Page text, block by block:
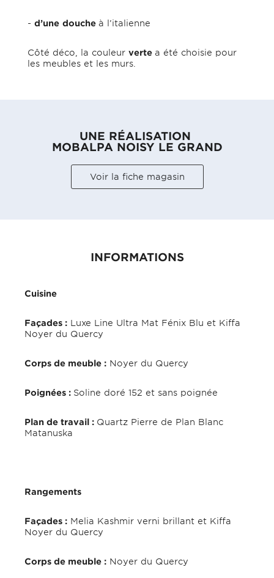
- d’une douche à l’italienne
Côté déco, la couleur verte a été choisie pour
les meubles et les murs.
UNE RÉALISATION
MOBALPA NOISY LE GRAND
Voir la fiche magasin
INFORMATIONS
Cuisine
Façades : Luxe Line Ultra Mat Fénix Blu et Kiffa
Noyer du Quercy
Corps de meuble : Noyer du Quercy
Poignées : Soline doré 152 et sans poignée
Plan de travail : Quartz Pierre de Plan Blanc
Matanuska
Rangements
Façades : Melia Kashmir verni brillant et Kiffa
Noyer du Quercy
Corps de meuble : Noyer du Quercy